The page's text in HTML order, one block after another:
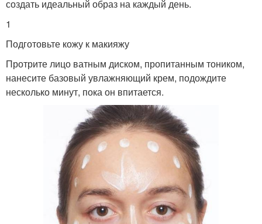
создать идеальный образ на каждый день.
1
Подготовьте кожу к макияжу
Протрите лицо ватным диском, пропитанным тоником,
нанесите базовый увлажняющий крем, подождите
несколько минут, пока он впитается.